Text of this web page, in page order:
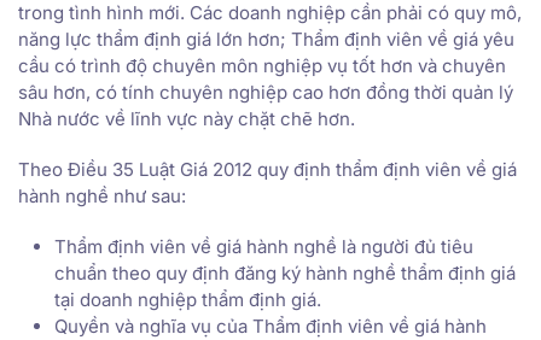
trong tình hình mới. Các doanh nghiệp cần phải có quy mô,
năng lực thẩm định giá lớn hơn; Thẩm định viên về giá yêu
cầu có trình độ chuyên môn nghiệp vụ tốt hơn và chuyên
sâu hơn, có tính chuyên nghiệp cao hơn đồng thời quản lý
Nhà nước về lĩnh vực này chặt chẽ hơn.
Theo Điều 35 Luật Giá 2012 quy định thẩm định viên về giá
hành nghề như sau:
Thẩm định viên về giá hành nghề là người đủ tiêu
chuẩn theo quy định đăng ký hành nghề thẩm định giá
tại doanh nghiệp thẩm định giá.
Quyền và nghĩa vụ của Thẩm định viên về giá hành